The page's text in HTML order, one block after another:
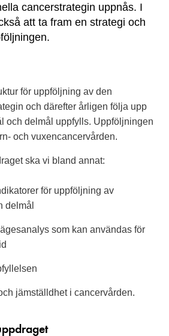
cancerstrategin uppnås. I
att ta fram en strategi och
för uppföljning av den
och därefter årligen följa upp
och delmål uppfylls. Uppföljningen
och vuxencancervården.
ska vi bland annat:
för uppföljning av
delmål
som kan användas för
jämställdhet i cancervården.